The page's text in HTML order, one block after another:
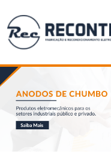
Somos
Produtos